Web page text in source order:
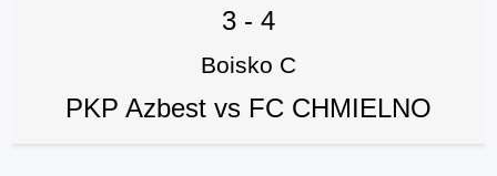
3 - 4
Boisko C
PKP Azbest vs FC CHMIELNO